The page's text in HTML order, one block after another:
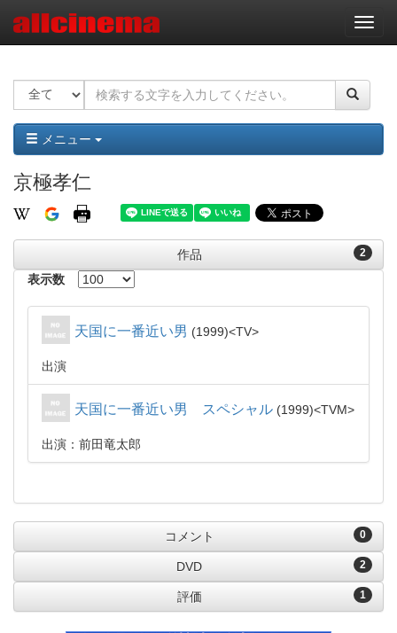
ナ
ビ
ー
ョ
ン
メニュー
京極孝仁
2
作品
表示数
天国に一番近い男 1999 TV
出演
天国に一番近い男 スペシャル 1999 TVM
出演：前田竜太郎
0
コメント
2
DVD
1
評価